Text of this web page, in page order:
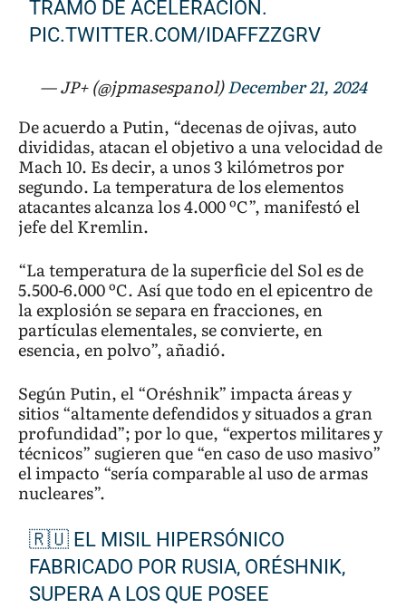
TRAMO DE ACELERACIÓN.
PIC.TWITTER.COM/IDAFFZZGRV
— JP+ (@jpmasespanol)December 21, 2024
De acuerdo a Putin, “decenas de ojivas, auto
divididas, atacan el objetivo a una velocidad de
Mach 10. Es decir, a unos 3 kilómetros por
segundo. La temperatura de los elementos
atacantes alcanza los 4.000 ºC”, manifestó el
jefe del Kremlin.
“La temperatura de la superficie del Sol es de
5.500-6.000 ºC. Así que todo en el epicentro de
la explosión se separa en fracciones, en
partículas elementales, se convierte, en
esencia, en polvo”, añadió.
Según Putin, el “Oréshnik” impacta áreas y
sitios “altamente defendidos y situados a gran
profundidad”; por lo que, “expertos militares y
técnicos” sugieren que “en caso de uso masivo”
el impacto “sería comparable al uso de armas
nucleares”.
🇷🇺 EL MISIL HIPERSÓNICO
FABRICADO POR RUSIA, ORÉSHNIK,
SUPERA A LOS QUE POSEE